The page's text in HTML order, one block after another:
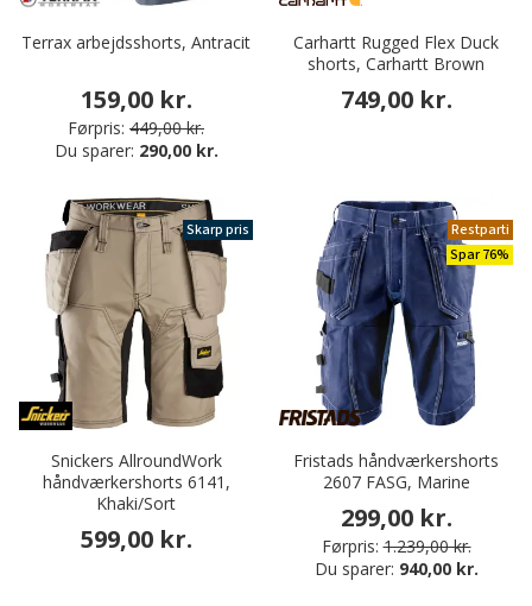
Terrax arbejdsshorts, Antracit
159,00 kr.
Førpris: 449,00 kr.
Du sparer: 290,00 kr.
Carhartt Rugged Flex Duck
shorts, Carhartt Brown
749,00 kr.
Skarp pris
Snickers AllroundWork
håndværkershorts 6141,
Khaki/Sort
599,00 kr.
Restparti
Spar 76%
Fristads håndværkershorts
2607 FASG, Marine
299,00 kr.
Førpris: 1.239,00 kr.
Du sparer: 940,00 kr.